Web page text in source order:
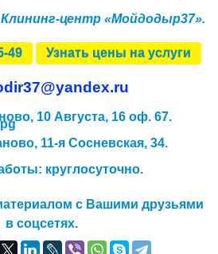
центр «Мойдодыр37».
49 Узнать цены на услуги
10 Августа, 16 оф. 67.
11-я Сосневская, 34.
: круглосуточно.
с Вашими друзьями
в соцсетях.